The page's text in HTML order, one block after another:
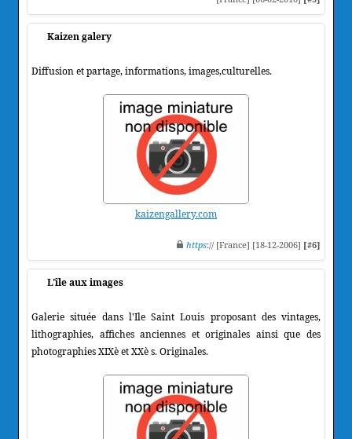
Kaizen galery
Diffusion et partage, informations, images,culturelles.
kaizengallery.com
https:// [France] [18-12-2006] [#6]
L'île aux images
Galerie située dans l'Ile Saint Louis proposant des vintages,
lithographies, affiches anciennes et originales ainsi que des
photographies XIXè et XXè s. Originales.